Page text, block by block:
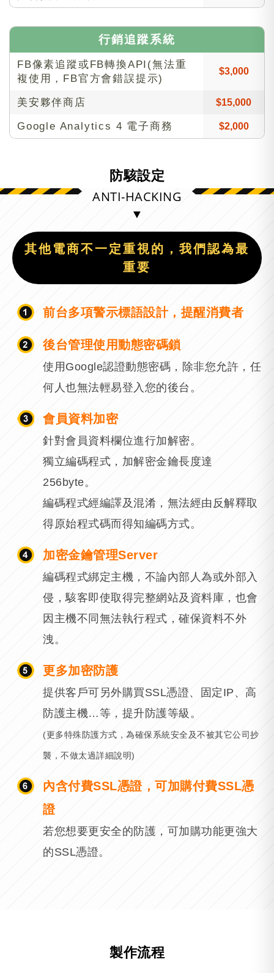
行銷追蹤系統
FB像素追蹤或FB轉換API(無法重
複使用，FB官方會錯誤提示)
$3,000
美安夥伴商店 $15,000
Google Analytics 4 電子商務 $2,000
防駭設定
ANTI-HACKING
其他電商不一定重視的，我們認為最
重要
前台多項警示標語設計，提醒消費者
後台管理使用動態密碼鎖
使用Google認證動態密碼，除非您允許，任
何人也無法輕易登入您的後台。
會員資料加密
針對會員資料欄位進行加解密。
獨立編碼程式，加解密金鑰長度達
256byte。
編碼程式經編譯及混淆，無法經由反解釋取
得原始程式碼而得知編碼方式。
加密金鑰管理Server
編碼程式綁定主機，不論內部人為或外部入
侵，駭客即使取得完整網站及資料庫，也會
因主機不同無法執行程式，確保資料不外
洩。
更多加密防護
提供客戶可另外購買SSL憑證、固定IP、高
防護主機…等，提升防護等級。
(更多特殊防護方式，為確保系統安全及不被其它公司抄
襲，不做太過詳細說明)
內含付費SSL憑證，可加購付費SSL憑
證
若您想要更安全的防護，可加購功能更強大
的SSL憑證。
製作流程